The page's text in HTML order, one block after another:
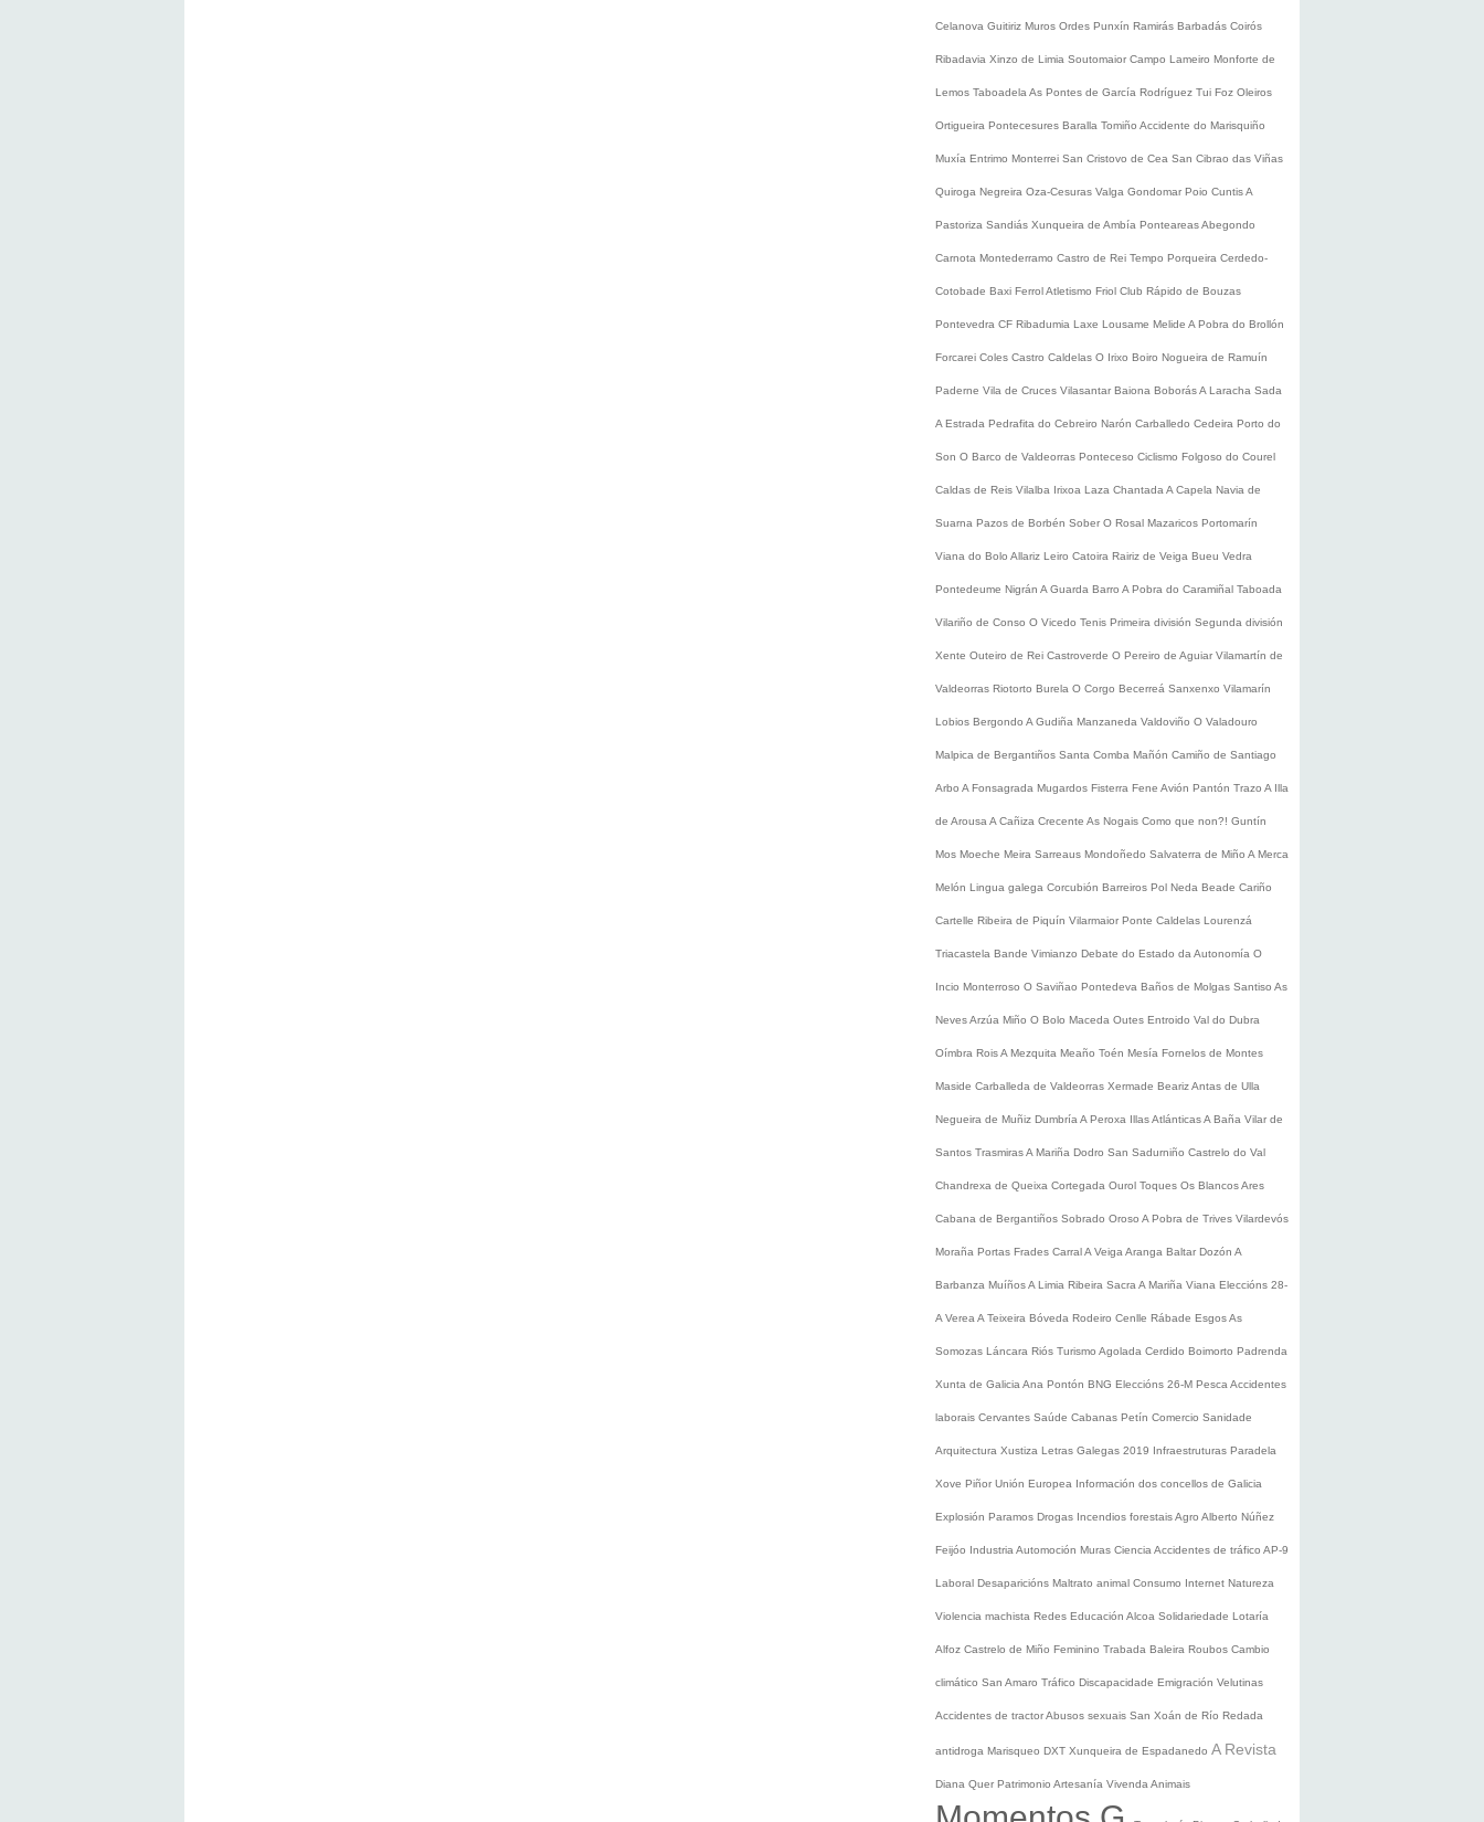
Celanova Guitiriz Muros Ordes Punxín Ramirás Barbadás Coirós
Ribadavia Xinzo de Limia Soutomaior Campo Lameiro Monforte de
Lemos Taboadela As Pontes de García Rodríguez Tui Foz Oleiros
Ortigueira Pontecesures Baralla Tomiño Accidente do Marisquiño
Muxía Entrimo Monterrei San Cristovo de Cea San Cibrao das Viñas
Quiroga Negreira Oza-Cesuras Valga Gondomar Poio CuntisA
Pastoriza Sandiás Xunqueira de Ambía PonteareasAbegondo
Carnota Montederramo Castro de Rei Tempo Porqueira Cerdedo-
Cotobade Baxi FerrolAtletismo Friol Club Rápido de Bouzas
Pontevedra CF Ribadumia Laxe Lousame Melide A Pobra do Brollón
Forcarei Coles Castro Caldelas O Irixo Boiro Nogueira de Ramuín
Paderne Vila de Cruces Vilasantar Baiona BoborásA Laracha Sada
A Estrada Pedrafita do Cebreiro Narón Carballedo Cedeira Porto do
Son O Barco de Valdeorras Ponteceso Ciclismo Folgoso do Courel
Caldas de Reis Vilalba Irixoa Laza Chantada A Capela Navia de
Suarna Pazos de Borbén Sober O Rosal Mazaricos Portomarín
Viana do Bolo Allariz Leiro Catoira Rairiz de Veiga Bueu Vedra
Pontedeume Nigrán A Guarda Barro A Pobra do Caramiñal Taboada
Vilariño de Conso O Vicedo Tenis Primeira división Segunda división
Xente Outeiro de Rei Castroverde O Pereiro de Aguiar Vilamartín de
Valdeorras Riotorto Burela O Corgo Becerreá Sanxenxo Vilamarín
Lobios Bergondo A Gudiña Manzaneda Valdoviño O Valadouro
Malpica de Bergantiños Santa Comba Mañón Camiño de Santiago
Arbo A Fonsagrada Mugardos Fisterra Fene Avión Pantón Trazo A Illa
de Arousa A Cañiza Crecente As Nogais Como que non?! Guntín
Mos Moeche Meira Sarreaus Mondoñedo Salvaterra de Miño A Merca
Melón Lingua galega Corcubión Barreiros Pol Neda Beade Cariño
Cartelle Ribeira de Piquín Vilarmaior Ponte Caldelas Lourenzá
Triacastela Bande Vimianzo Debate do Estado da Autonomía O
Incio Monterroso O Saviñao Pontedeva Baños de Molgas Santiso As
NevesArzúa Miño O Bolo Maceda Outes Entroido Val do Dubra
Oímbra RoisA Mezquita Meaño Toén Mesía Fornelos de Montes
Maside Carballeda de Valdeorras Xermade BearizAntas de Ulla
Negueira de Muñiz Dumbría A Peroxa Illas AtlánticasA Baña Vilar de
Santos TrasmirasA Mariña Dodro San Sadurniño Castrelo do Val
Chandrexa de Queixa Cortegada Ourol Toques Os BlancosAres
Cabana de Bergantiños Sobrado Oroso A Pobra de Trives Vilardevós
Moraña Portas Frades CarralA Veiga Aranga Baltar Dozón A
Barbanza MuíñosA Limia Ribeira Sacra A Mariña Viana Eleccións 28-
A Verea A Teixeira Bóveda Rodeiro Cenlle Rábade EsgosAs
Somozas Láncara Riós Turismo Agolada Cerdido Boimorto Padrenda
Xunta de Galicia Ana Pontón BNG Eleccións 26-M Pesca Accidentes
laborais Cervantes Saúde Cabanas Petín Comercio Sanidade
Arquitectura Xustiza Letras Galegas 2019 Infraestruturas Paradela
Xove Piñor Unión Europea Información dos concellos de Galicia
Explosión Paramos Drogas Incendios forestaisAgro Alberto Núñez
Feijóo Industria Automoción Muras Ciencia Accidentes de tráfico AP-9
Laboral Desaparicións Maltrato animal Consumo Internet Natureza
Violencia machista Redes Educación Alcoa Solidariedade Lotaría
Alfoz Castrelo de Miño Feminino Trabada Baleira Roubos Cambio
climático San Amaro Tráfico Discapacidade Emigración Velutinas
Accidentes de tractorAbusos sexuais San Xoán de Río Redada
antidroga Marisqueo DXT Xunqueira de Espadanedo A Revista
Diana Quer Patrimonio Artesanía Vivenda Animais